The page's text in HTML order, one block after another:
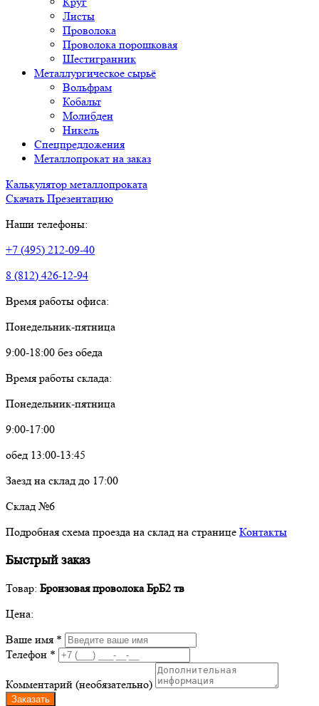
Листы
Проволока
Проволока порошковая
Шестигранник
Металлургическое сырьё
Вольфрам
Кобальт
Молибден
Никель
Спецпредложения
Металлопрокат на заказ
Калькулятор металлопроката
Скачать Презентацию
Наши телефоны:
+7 (495) 212-09-40
8 (812) 426-12-94
Время работы офиса:
Понедельник-пятница
9:00-18:00 без обеда
Время работы склада:
Понедельник-пятница
9:00-17:00
обед 13:00-13:45
Заезд на склад до 17:00
Склад №6
Подробная схема проезда на склад на странице Контакты
Быстрый заказ
Товар: Бронзовая проволока БрБ2 тв
Цена:
Ваше имя *
Телефон *
Комментарий (необязательно)
Заказать